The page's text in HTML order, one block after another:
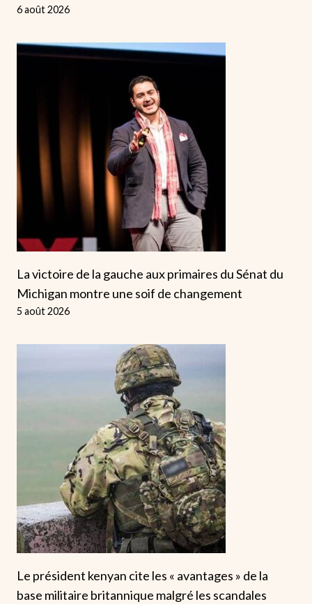
6 août 2026
La victoire de la gauche aux primaires du Sénat du
Michigan montre une soif de changement
5 août 2026
Le président kenyan cite les « avantages » de la
base militaire britannique malgré les scandales